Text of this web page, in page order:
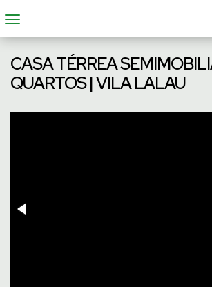
CASA TÉRREA
QUARTOS | VILA LALAU